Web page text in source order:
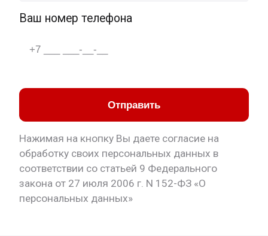
Ваш номер телефона
Отправить
Нажимая на кнопку Вы даете согласие на
обработку своих персональных данных в
соответствии со статьей 9 Федерального
закона от 27 июля 2006 г. N 152-ФЗ «О
персональных данных»